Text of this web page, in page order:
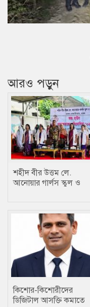
আরও পড়ুন
শহীদ বীর উত্তম লে.
আনোয়ার গার্লস স্কুল ও
কিশোর-কিশোরীদের
ডিজিটাল আসক্তি কমাতে